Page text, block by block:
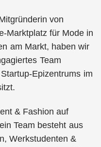
von
Marktplatz für Mode in
am Markt, haben wir
Team
Epizentrums im
& Fashion auf
Team besteht aus
Werkstudenten &